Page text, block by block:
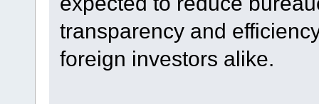
transparency and
foreign investors alike.